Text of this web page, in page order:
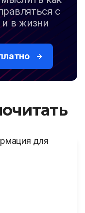
с
и в жизни